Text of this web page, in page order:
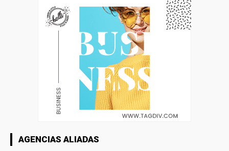
AGENCIAS ALIADAS